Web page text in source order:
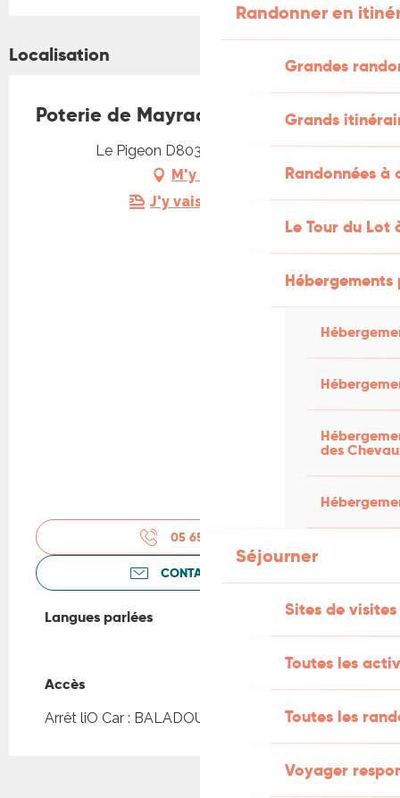
Randonner en
Grandes
Grands
Randonnées
Le Tour du Lot
des
Séjourner
Sites de visites
Toutes les
Toutes les
Voyager
Localisation
Poterie de Mayrac
Le Pigeon D803, 46200 Mayrac
M'y rendre
J'y vais en train !
05 65 27 20
CONTACTEZ-NOUS
Langues parlées
Langues parlées
Accès
Accès
Arrêt liO Car : BALADOU - Bourg à 3km